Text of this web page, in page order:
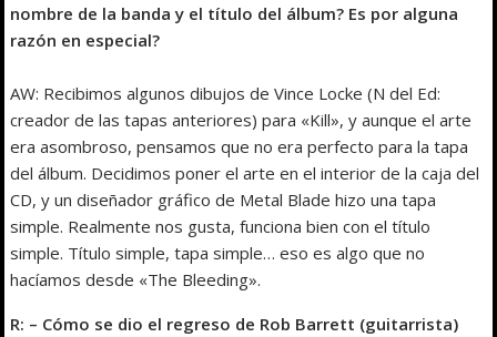
nombre de la banda y el título del álbum? Es por alguna
razón en especial?
AW: Recibimos algunos dibujos de Vince Locke (N del Ed:
creador de las tapas anteriores) para «Kill», y aunque el arte
era asombroso, pensamos que no era perfecto para la tapa
del álbum. Decidimos poner el arte en el interior de la caja del
CD, y un diseñador gráfico de Metal Blade hizo una tapa
simple. Realmente nos gusta, funciona bien con el título
simple. Título simple, tapa simple… eso es algo que no
hacíamos desde «The Bleeding».
R: – Cómo se dio el regreso de Rob Barrett (guitarrista)